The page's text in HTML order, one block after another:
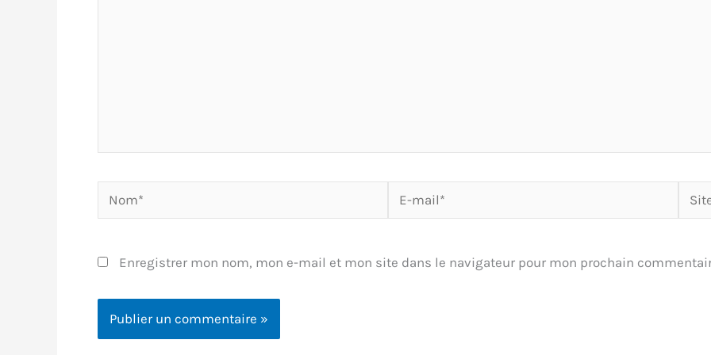
Nom*
mail*
Site
Enregistrer mon nom, mon e-mail et mon site dans le navigateur pour mon prochain